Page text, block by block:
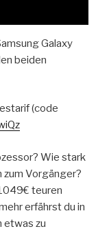
Galaxy
beiden
(code
Wie stark
zum Vorgänger?
teuren
erfährst du in
etwas zu